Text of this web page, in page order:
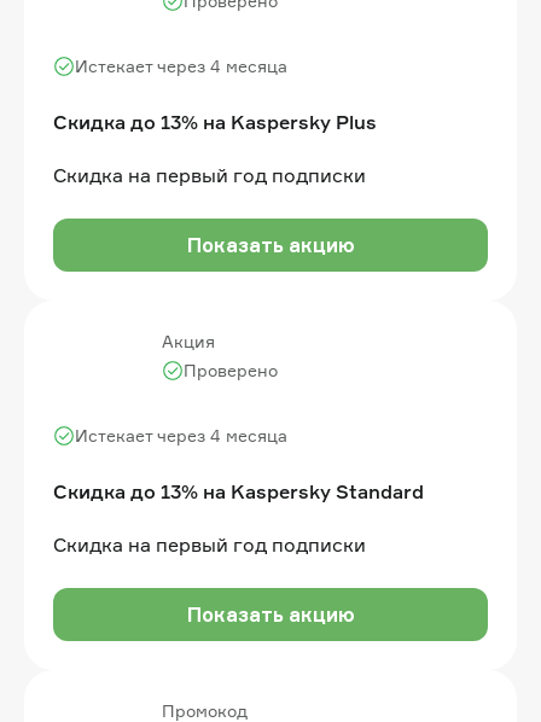
Скидка до 13% на Kaspersky Plus
Истекает через 4 месяца
Скидка на первый год подписки
Показать акцию
Акция
Скидка до 13% на Kaspersky Standard
Истекает через 4 месяца
Проверено
Скидка на первый год подписки
Показать акцию
Промокод